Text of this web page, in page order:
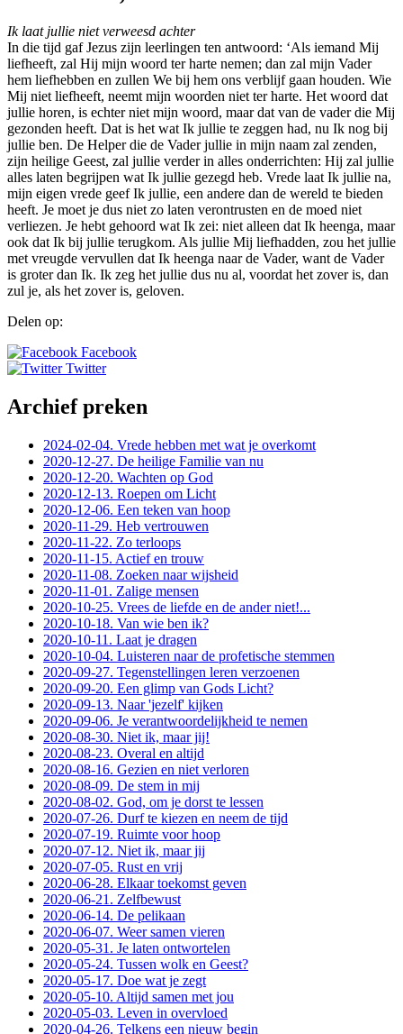
Ik laat jullie niet verweesd achter
In die tijd gaf Jezus zijn leerlingen ten antwoord: ‘Als iemand Mij
liefheeft, zal Hij mijn woord ter harte nemen; dan zal mijn Vader
hem liefhebben en zullen We bij hem ons verblijf gaan houden. Wie
Mij niet liefheeft, neemt mijn woorden niet ter harte. Het woord dat
jullie horen, is echter niet mijn woord, maar dat van de vader die Mij
gezonden heeft. Dat is het wat Ik jullie te zeggen had, nu Ik nog bij
jullie ben. De Helper die de Vader jullie in mijn naam zal zenden,
zijn heilige Geest, zal jullie verder in alles onderrichten: Hij zal jullie
alles laten begrijpen wat Ik jullie gezegd heb. Vrede laat Ik jullie na,
mijn eigen vrede geef Ik jullie, een andere dan de wereld te bieden
heeft. Je moet je dus niet zo laten verontrusten en de moed niet
verliezen. Je hebt gehoord wat Ik zei: niet alleen dat Ik heenga, maar
ook dat Ik bij jullie terugkom. Als jullie Mij liefhadden, zou het jullie
met vreugde vervullen dat Ik heenga naar de Vader, want de Vader
is groter dan Ik. Ik zeg het jullie dus nu al, voordat het zover is, dan
zul je, als het zover is, geloven.
Delen op:
Facebook
Twitter
Archief preken
2024-02-04. Vrede hebben met wat je overkomt
2020-12-27. De heilige Familie van nu
2020-12-20. Wachten op God
2020-12-13. Roepen om Licht
2020-12-06. Een teken van hoop
2020-11-29. Heb vertrouwen
2020-11-22. Zo terloops
2020-11-15. Actief en trouw
2020-11-08. Zoeken naar wijsheid
2020-11-01. Zalige mensen
2020-10-25. Vrees de liefde en de ander niet!...
2020-10-18. Van wie ben ik?
2020-10-11. Laat je dragen
2020-10-04. Luisteren naar de profetische stemmen
2020-09-27. Tegenstellingen leren verzoenen
2020-09-20. Een glimp van Gods Licht?
2020-09-13. Naar 'jezelf' kijken
2020-09-06. Je verantwoordelijkheid te nemen
2020-08-30. Niet ik, maar jij!
2020-08-23. Overal en altijd
2020-08-16. Gezien en niet verloren
2020-08-09. De stem in mij
2020-08-02. God, om je dorst te lessen
2020-07-26. Durf te kiezen en neem de tijd
2020-07-19. Ruimte voor hoop
2020-07-12. Niet ik, maar jij
2020-07-05. Rust en vrij
2020-06-28. Elkaar toekomst geven
2020-06-21. Zelfbewust
2020-06-14. De pelikaan
2020-06-07. Weer samen vieren
2020-05-31. Je laten ontwortelen
2020-05-24. Tussen wolk en Geest?
2020-05-17. Doe wat je zegt
2020-05-10. Altijd samen met jou
2020-05-03. Leven in overvloed
2020-04-26. Telkens een nieuw begin